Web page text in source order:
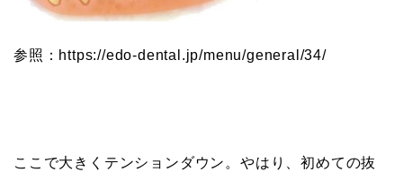
参照：https://edo-dental.jp/menu/general/34/
ここで大きくテンションダウン。やはり、初めての抜